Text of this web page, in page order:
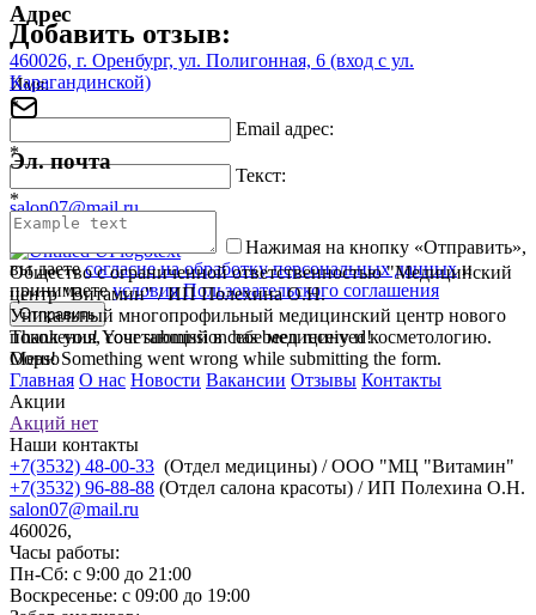
Добавить отзыв:
Имя:
*
Email адрес:
*
Текст:
*
Нажимая на кнопку «Отправить»,
вы даетесогласие на обработку персональных данныхи
принимаетеусловия Пользовательского соглашения
Thank you! Your submission has been received!
Oops! Something went wrong while submitting the form.
Адрес
460026, г. Оренбург, ул. Полигонная, 6 (вход с ул.
Карагандинской)
Эл. почта
salon07@mail.ru
Общество с ограниченной ответственностью "Медицинский
центр "Витамин" / ИП Полехина О.Н.
Уникальный многопрофильный медицинский центр нового
поколения, сочетающий в себе медицину и косметологию.
Меню
Главная О нас Новости Вакансии Отзывы Контакты
Акции
Акций нет
Наши контакты
+7(3532) 48-00-33 (Отдел медицины) / ООО "МЦ "Витамин"
+7(3532) 96-88-88 (Отдел салона красоты) / ИП Полехина О.Н.
salon07@mail.ru
460026,
Часы работы:
Пн-Сб: с 9:00 до 21:00
Воскресенье: с 09:00 до 19:00